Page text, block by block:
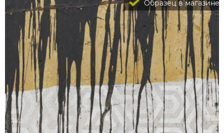
Образец в магазине